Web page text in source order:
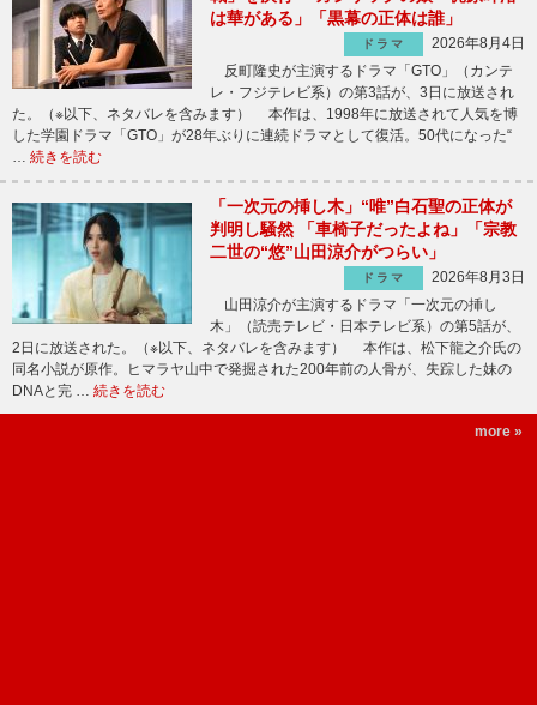
は華がある」「黒幕の正体は誰」
ドラマ
2026年8月4日
反町隆史が主演するドラマ「GTO」（カンテ
レ・フジテレビ系）の第3話が、3日に放送され
た。（※以下、ネタバレを含みます） 本作は、1998年に放送されて人気を博
した学園ドラマ「GTO」が28年ぶりに連続ドラマとして復活。50代になった“
… 続きを読む
「一次元の挿し木」“唯”白石聖の正体が
判明し騒然 「車椅子だったよね」「宗教
二世の“悠”山田涼介がつらい」
ドラマ
2026年8月3日
山田涼介が主演するドラマ「一次元の挿し
木」（読売テレビ・日本テレビ系）の第5話が、
2日に放送された。（※以下、ネタバレを含みます） 本作は、松下龍之介氏の
同名小説が原作。ヒマラヤ山中で発掘された200年前の人骨が、失踪した妹の
DNAと完 … 続きを読む
more »